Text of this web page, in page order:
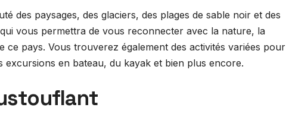
des paysages, des glaciers, des plages de sable noir et des
vous permettra de vous reconnecter avec la nature, la
ce pays. Vous trouverez également des activités variées pour
excursions en bateau, du kayak et bien plus encore.